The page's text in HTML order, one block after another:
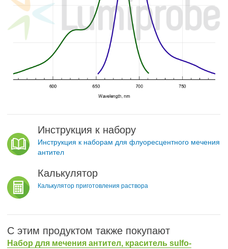
Инструкция к набору
Инструкция к наборам для флуоресцентного мечения
антител
Калькулятор
Калькулятор приготовления раствора
С этим продуктом также покупают
Набор для мечения антител, краситель sulfo-